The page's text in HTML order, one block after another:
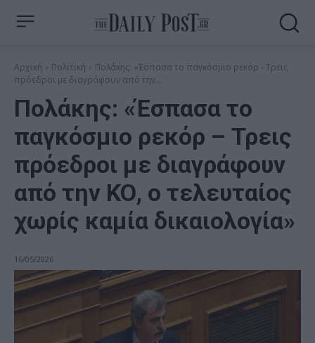
Αρχική Πολιτική
Πολάκης: «Έσπασα το παγκόσμιο ρεκόρ - Τρεις
πρόεδροι με διαγράφουν από την...
Πολάκης: «Έσπασα το
παγκόσμιο ρεκόρ – Τρεις
πρόεδροι με διαγράφουν
από την ΚΟ, ο τελευταίος
χωρίς καμία δικαιολογία»
16/05/2026